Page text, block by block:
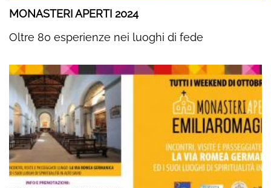
MONASTERI APERTI 2024
Oltre 80 esperienze nei luoghi di fede